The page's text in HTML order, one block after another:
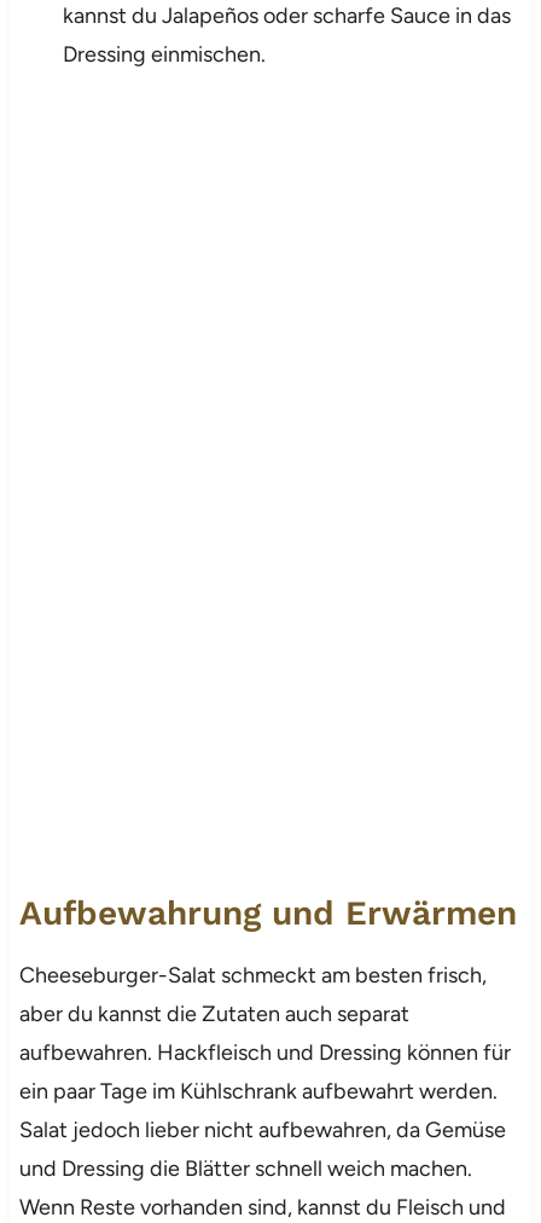
kannst du Jalapeños oder scharfe Sauce in das
Dressing einmischen.
Aufbewahrung und Erwärmen
Cheeseburger-Salat schmeckt am besten frisch,
aber du kannst die Zutaten auch separat
aufbewahren. Hackfleisch und Dressing können für
ein paar Tage im Kühlschrank aufbewahrt werden.
Salat jedoch lieber nicht aufbewahren, da Gemüse
und Dressing die Blätter schnell weich machen.
Wenn Reste vorhanden sind, kannst du Fleisch und